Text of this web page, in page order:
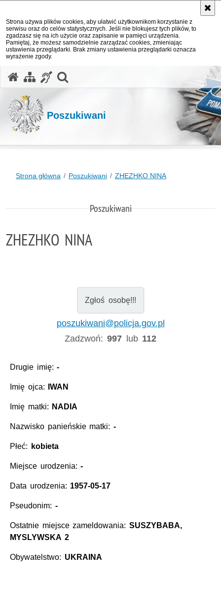
Strona używa plików cookies, aby ułatwić użytkownikom korzystanie z
serwisu oraz do celów statystycznych. Jeśli nie blokujesz tych plików, to
zgadzasz się na ich użycie oraz zapisanie w pamięci urządzenia.
Pamiętaj, że możesz samodzielnie zarządzać cookies, zmieniając
ustawienia przeglądarki. Brak zmiany ustawienia przeglądarki oznacza
wyrażenie zgody.
Poszukiwani
Strona główna Poszukiwani ZHEZHKO NINA
Poszukiwani
ZHEZHKO NINA
Zgłoś osobę!!!
poszukiwani@policja.gov.pl
Zadzwoń:997 lub 112
Drugie imię:-
Imię ojca: IWAN
Imię matki: NADIA
Nazwisko panieńskie matki: -
Płeć: kobieta
Miejsce urodzenia:-
Data urodzenia: 1957-05-17
Pseudonim: -
Ostatnie miejsce zameldowania: SUSZYBABA,
MYSLYWSKA 2
Obywatelstwo: UKRAINA